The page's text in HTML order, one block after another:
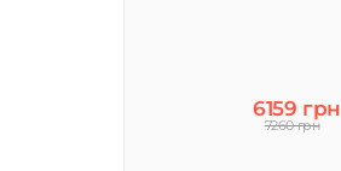
6159 грн
7260 грн